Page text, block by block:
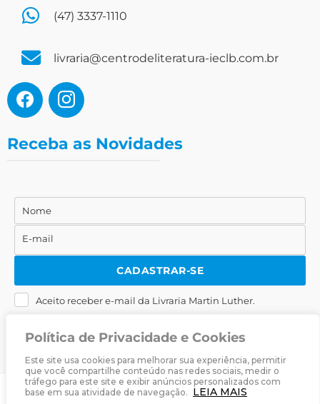
Política de Privacidade e Cookies
Este site usa cookies para melhorar sua experiência, permitir
que você compartilhe conteúdo nas redes sociais, medir o
tráfego para este site e exibir anúncios personalizados com
base em sua atividade de navegação. LEIA MAIS
(47) 3337-1110
livraria@centrodeliteratura-ieclb.com.br
Receba as Novidades
Nome
Nome
E-
mail
E-mail
CADASTRAR-SE
Aceito receber e-mail da Livraria Martin Luther.
Livraria Martin Luther· Desenvolvido porZwei Arts